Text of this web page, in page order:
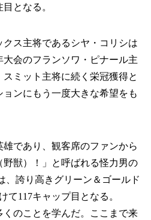
となる。
ス主将であるシヤ・コリシは
大会のフランソワ・ピナール主
ミット主将に続く栄冠獲得と
ンにもう一度大きな希望をも
であり、観客席のファンから
獣）！」と呼ばれる怪力男の
、誇り高きグリーン＆ゴールド
て117キャップ目となる。
くのことを学んだ。ここまで来